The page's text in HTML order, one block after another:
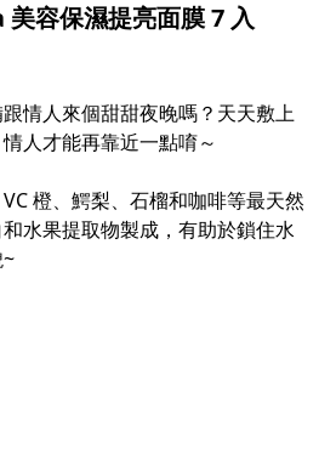
美容保濕提亮面膜 7 入
情人來個甜甜夜晚嗎？天天敷上
人才能再靠近一點唷～
橙、鰐梨、石榴和咖啡等最天然
水果提取物製成，有助於鎖住水